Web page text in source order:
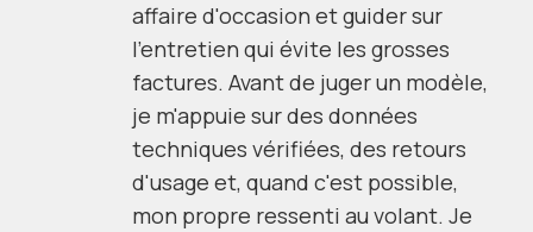
affaire d'occasion et guider sur
l'entretien qui évite les grosses
factures. Avant de juger un modèle,
je m'appuie sur des données
techniques vérifiées, des retours
d'usage et, quand c'est possible,
mon propre ressenti au volant. Je